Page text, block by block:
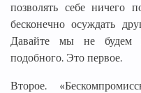
позволять себе ничего
бесконечно осуждать
Давайте мы не будем
подобного. Это первое.
Второе.